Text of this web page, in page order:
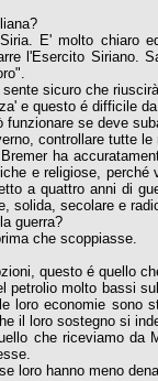
E' molto chiaro
l'Esercito Siriano.
sicuro che
e questo é difficile
se deve
controllare tutte
ha
e religiose,
a quattro anni di
solida, secolare e
guerra?
che scoppiasse.
questo é quello
petrolio molto bassi
loro economie
il loro sostegno si
che riceviamo da
loro hanno meno